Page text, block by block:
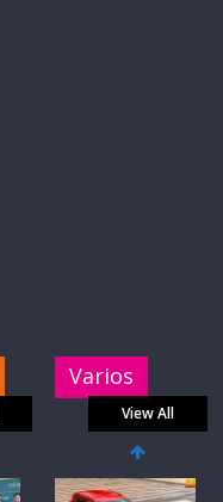
Varios
View All